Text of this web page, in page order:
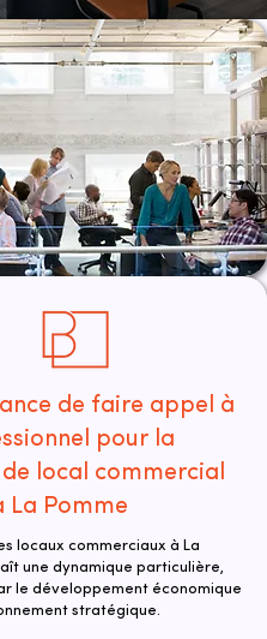
de faire appel à
pour la
local commercial
La Pomme
locaux commerciaux à La
une dynamique particulière,
le développement économique
stratégique.